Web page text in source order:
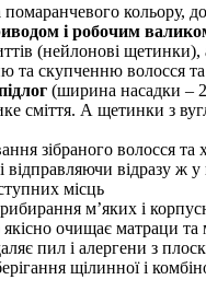
помаранчевого кольору,
і робочим
(нейлонові
та скупченню волосся
(ширина насадки –
сміття. А щетинки з
зібраного волосся
відправляючи відразу ж
місць
м’яких і
якісно очищає матраци та
пил і алергени з
щілинної і